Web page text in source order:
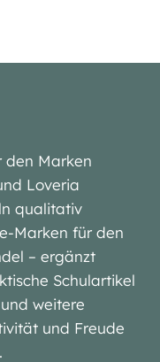
den Marken
Loveria
qualitativ
Marken für den
– ergänzt
Schulartikel
weitere
und Freude